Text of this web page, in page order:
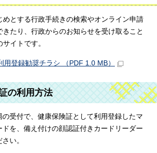
めとする行政手続きの検索やオンライン申請
たり、行政からのお知らせを受け取ること
イトです。
用登録勧奨チラシ （PDF 1.0 MB）
の利用方法
の受付で、健康保険証として利用登録したマ
ドを、備え付けの顔認証付きカードリーダー
い。